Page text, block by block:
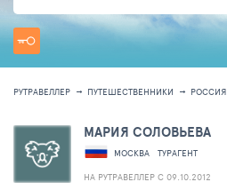
РУТРАВЕЛЛЕР ПУТЕШЕСТВЕННИКИ РОССИЯ
МАРИЯ СОЛОВЬЕВА
МОСКВА
ТУРАГЕНТ
НА РУТРАВЕЛЛЕР C 09.10.2012